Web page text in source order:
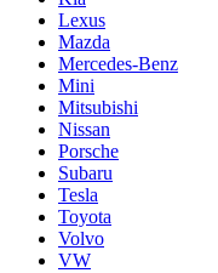
Lexus
Mazda
Mercedes-Benz
Mini
Mitsubishi
Nissan
Porsche
Subaru
Tesla
Toyota
Volvo
VW